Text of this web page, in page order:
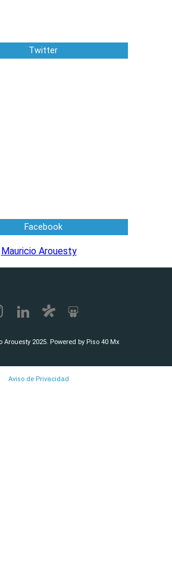
Twitter
Facebook
Mauricio Arouesty
2025. Powered by Piso 40 Mx
Aviso de Privacidad